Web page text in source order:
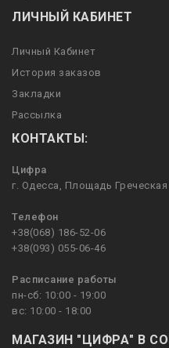
ЛИЧНЫЙ КАБИНЕТ
Личный Кабинет
История заказов
Закладки
Рассылка
КОНТАКТЫ:
Цифра
г. Одесса, Площадь Греческая
Телефон
+38(068) 186-52-06
+38(093) 055-06-46
Расписание работы
пн-сб: 10:00 - 19:00
вс: 10:00 - 18:00
МАГАЗИН "ЦИФРА" В